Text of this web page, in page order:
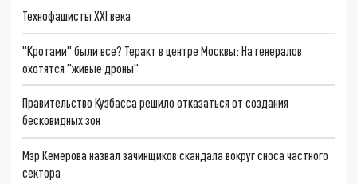
Технофашисты XXI века
"Кротами" были все? Теракт в центре Москвы: На генералов
охотятся "живые дроны"
Правительство Кузбасса решило отказаться от создания
бесковидных зон
Мэр Кемерова назвал зачинщиков скандала вокруг сноса частного
сектора